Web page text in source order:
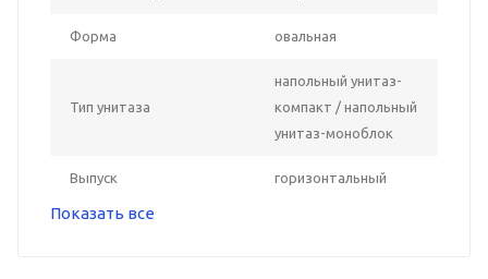
Форма овальная
Тип унитаза
напольный унитаз-
компакт / напольный
унитаз-моноблок
Выпуск горизонтальный
Показать все